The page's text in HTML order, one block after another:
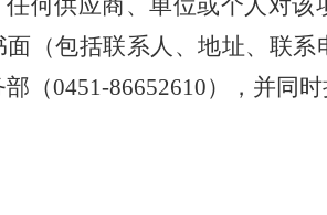
任何供应商、单位或个人对
面（包括联系人、地址、联
（0451-86652610），并同时